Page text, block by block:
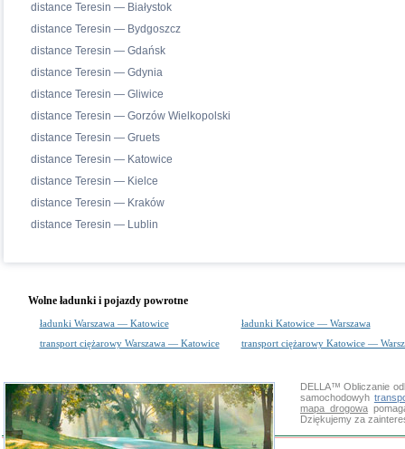
distance Teresin — Białystok
distance Teresin — Bydgoszcz
distance Teresin — Gdańsk
distance Teresin — Gdynia
distance Teresin — Gliwice
distance Teresin — Gorzów Wielkopolski
distance Teresin — Gruets
distance Teresin — Katowice
distance Teresin — Kielce
distance Teresin — Kraków
distance Teresin — Lublin
Wolne ładunki i pojazdy powrotne
ładunki Warszawa — Katowice
ładunki Katowice — Warszawa
transport ciężarowy Warszawa — Katowice
transport ciężarowy Katowice —
DELLA™Obliczanie
samochodowyh
mapa drogowa
Dziękujemy za